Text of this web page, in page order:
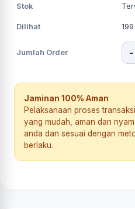
Stok
Dilihat 199
Jumlah Order -
Jaminan 100% Aman
Pelaksanaan proses
yang mudah, aman dan
anda dan sesuai dengan
berlaku.